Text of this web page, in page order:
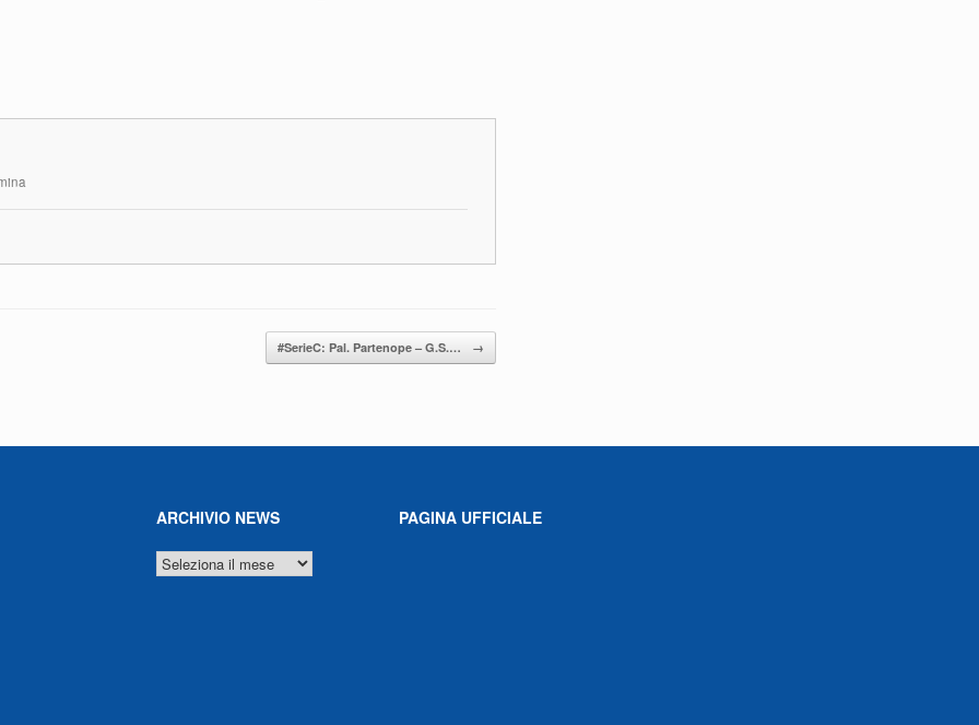
#SerieC: Pal. Partenope – G.S.… →
ARCHIVIO NEWS
ARCHIVIO
NEWS
PAGINA UFFICIALE